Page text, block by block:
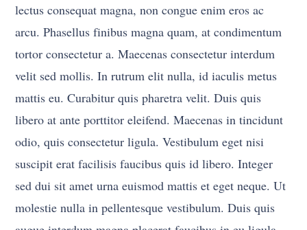
lectus consequat magna, non congue enim eros ac
arcu. Phasellus finibus magna quam, at condimentum
tortor consectetur a. Maecenas consectetur interdum
velit sed mollis. In rutrum elit nulla, id iaculis metus
mattis eu. Curabitur quis pharetra velit. Duis quis
libero at ante porttitor eleifend. Maecenas in tincidunt
odio, quis consectetur ligula. Vestibulum eget nisi
suscipit erat facilisis faucibus quis id libero. Integer
sed dui sit amet urna euismod mattis et eget neque. Ut
molestie nulla in pellentesque vestibulum. Duis quis